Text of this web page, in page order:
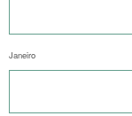
Janeiro